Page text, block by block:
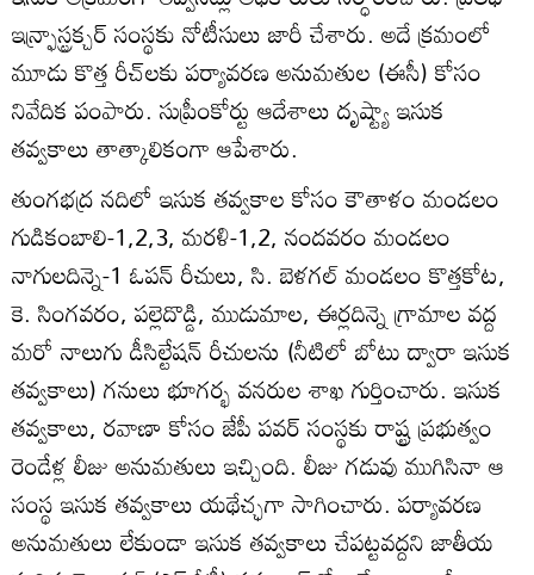
ఇన్ర్ఫాస్ట్రక్చర్‌ సంస్థకు నోటీసులు జారీ చేశారు. అదే క్రమంలో
మూడు కొత్త రీచ్‌లకు పర్యావరణ అనుమతుల (ఈసీ) కోసం
నివేదిక పంపారు. సుప్రీంకోర్టు ఆదేశాలు దృష్ట్యా ఇసుక
తవ్వకాలు తాత్కాలికంగా ఆపేశారు.
తుంగభద్ర నదిలో ఇసుక తవ్వకాల కోసం కౌతాళం మండలం
గుడికంబాలి-1,2,3, మరళి-1,2, నందవరం మండలం
నాగులదిన్నె-1 ఓపన్‌ రీచులు, సి. బెళగల్‌ మండలం కొత్తకోట,
కె. సింగవరం, పల్లెదొడ్డి, ముడుమాల, ఈర్లదిన్నె గ్రామాల వద్ద
మరో నాలుగు డీసిల్టేషన్‌ రీచులను (నీటిలో బోటు ద్వారా ఇసుక
తవ్వకాలు) గనులు భూగర్భ వనరుల శాఖ గుర్తించారు. ఇసుక
తవ్వకాలు, రవాణా కోసం జేపీ పవర్‌ సంస్థకు రాష్ట్ర ప్రభుత్వం
రెండేళ్ల లీజు అనుమతులు ఇచ్చింది. లీజు గడువు ముగిసినా ఆ
సంస్థ ఇసుక తవ్వకాలు యథేచ్ఛగా సాగించారు. పర్యావరణ
అనుమతులు లేకుండా ఇసుక తవ్వకాలు చేపట్టవద్దని జాతీయ